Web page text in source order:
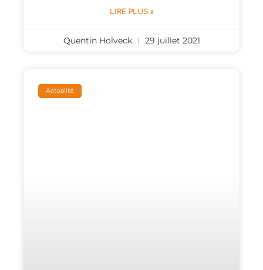
LIRE PLUS »
Quentin Holveck 29 juillet 2021
Actualité